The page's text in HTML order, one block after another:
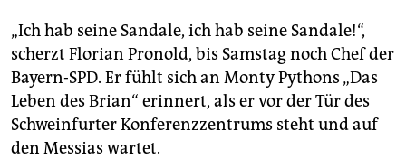
abo
genossenschaft
epaper login
„Ich hab seine Sandale, ich hab seine Sandale!“,
scherzt Florian Pronold, bis Samstag noch Chef der
Bayern-SPD. Er fühlt sich an Monty Pythons „Das
Leben des Brian“ erinnert, als er vor der Tür des
Schweinfurter Konferenzzentrums steht und auf
den Messias wartet.